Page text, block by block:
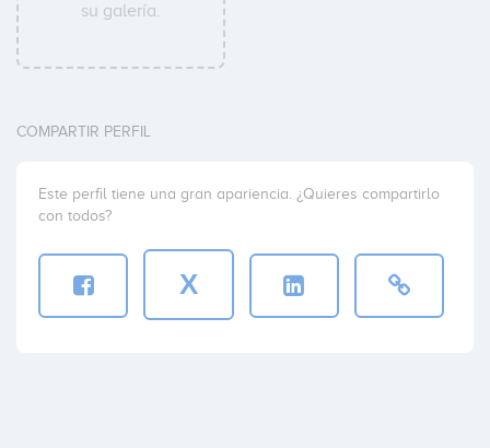
su galería.
COMPARTIR PERFIL
Este perfil tiene una gran apariencia. ¿Quieres compartirlo
con todos?
X